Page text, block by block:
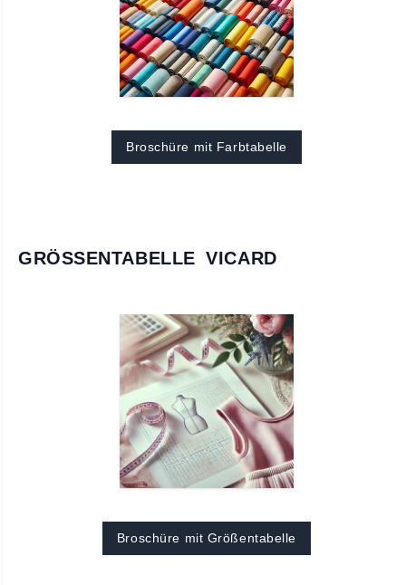
Broschüre mit Farbtabelle
GRÖSSENTABELLE VICARD
Broschüre mit Größentabelle